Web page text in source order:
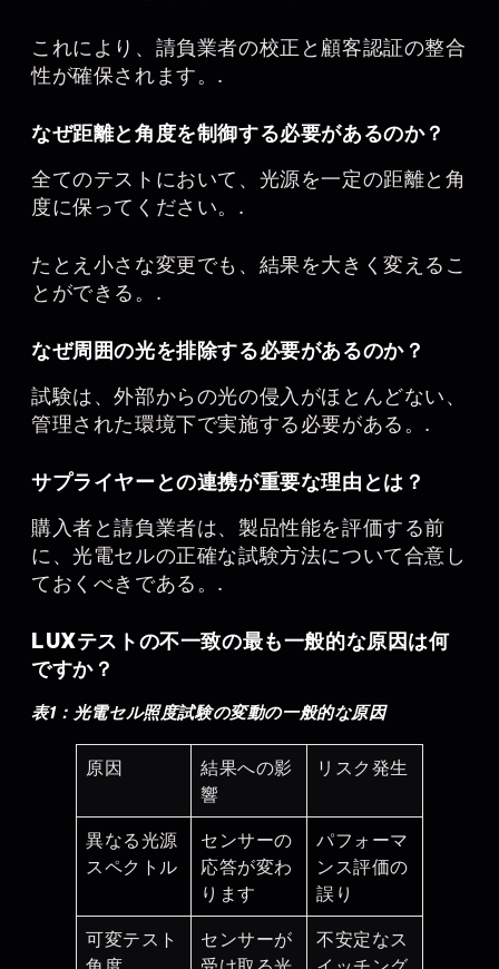
これにより、請負業者の校正と顧客認証の整合
性が確保されます。.
なぜ距離と角度を制御する必要があるのか？
全てのテストにおいて、光源を一定の距離と角
度に保ってください。.
たとえ小さな変更でも、結果を大きく変えるこ
とができる。.
なぜ周囲の光を排除する必要があるのか？
試験は、外部からの光の侵入がほとんどない、
管理された環境下で実施する必要がある。.
サプライヤーとの連携が重要な理由とは？
購入者と請負業者は、製品性能を評価する前
に、光電セルの正確な試験方法について合意し
ておくべきである。.
LUXテストの不一致の最も一般的な原因は何
ですか？
表1：光電セル照度試験の変動の一般的な原因
原因
結果への影
響
リスク発生
異なる光源
スペクトル
センサーの
応答が変わ
ります
パフォーマ
ンス評価の
誤り
可変テスト
センサーが
不安定なス